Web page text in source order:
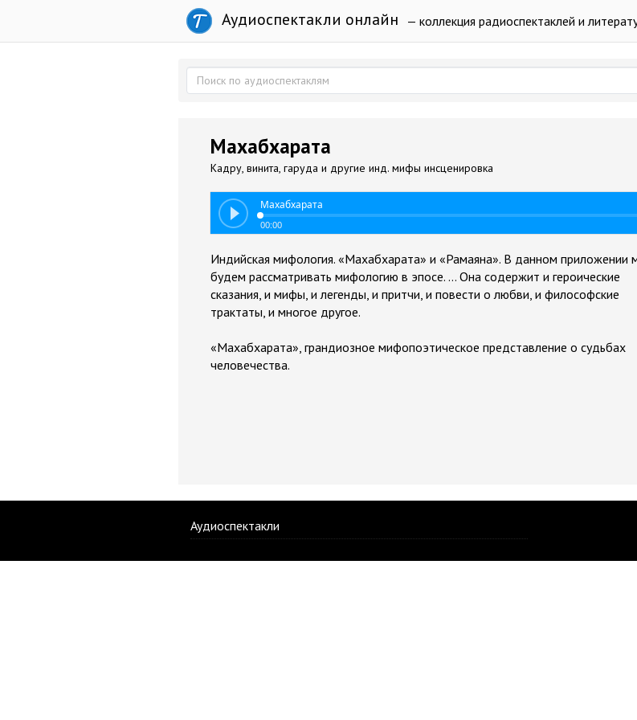
Аудиоспектакли онлайн — коллекция радиоспектаклей и
Махабхарата
Кадру, винита, гаруда и другие инд. мифы инсценировка
Махабхарата
00:00
Индийская мифология. «Махабхарата» и «Рамаяна». В данном приложении
будем рассматривать мифологию в эпосе. … Она содержит и героические
сказания, и мифы, и легенды, и притчи, и повести о любви, и философские
трактаты, и многое другое.
«Махабхарата», грандиозное мифопоэтическое представление о судьбах
человечества.
Аудиоспектакли